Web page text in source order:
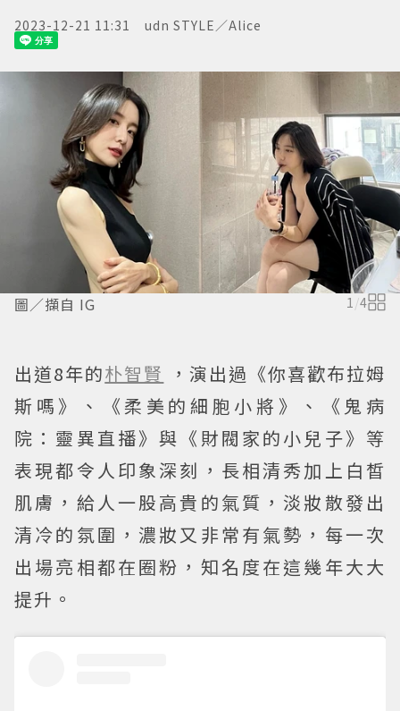
2023-12-21 11:31 udn STYLE／Alice
圖／擷自 IG 1 /4
出道8年的朴智賢
，演出過《你喜歡布拉姆
斯嗎》、《柔美的細胞小將》、《鬼病
院：靈異直播》與《財閥家的小兒子》等
表現都令人印象深刻，長相清秀加上白皙
肌膚，給人一股高貴的氣質，淡妝散發出
清冷的氛圍，濃妝又非常有氣勢，每一次
出場亮相都在圈粉，知名度在這幾年大大
提升。